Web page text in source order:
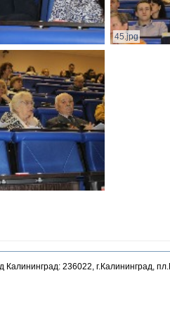
45.jpg
Калининград: 236022, г.Калининград,